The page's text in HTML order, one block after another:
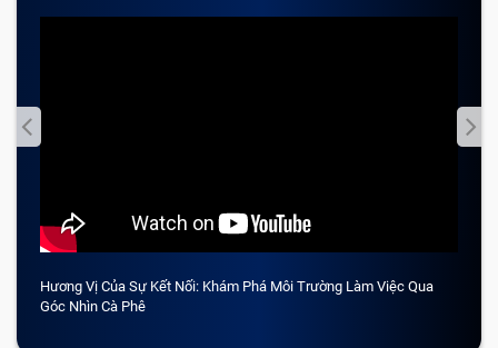
Hương Vị Của Sự Kết Nối: Khám Phá Môi Trường Làm Việc Qua
Góc Nhìn Cà Phê